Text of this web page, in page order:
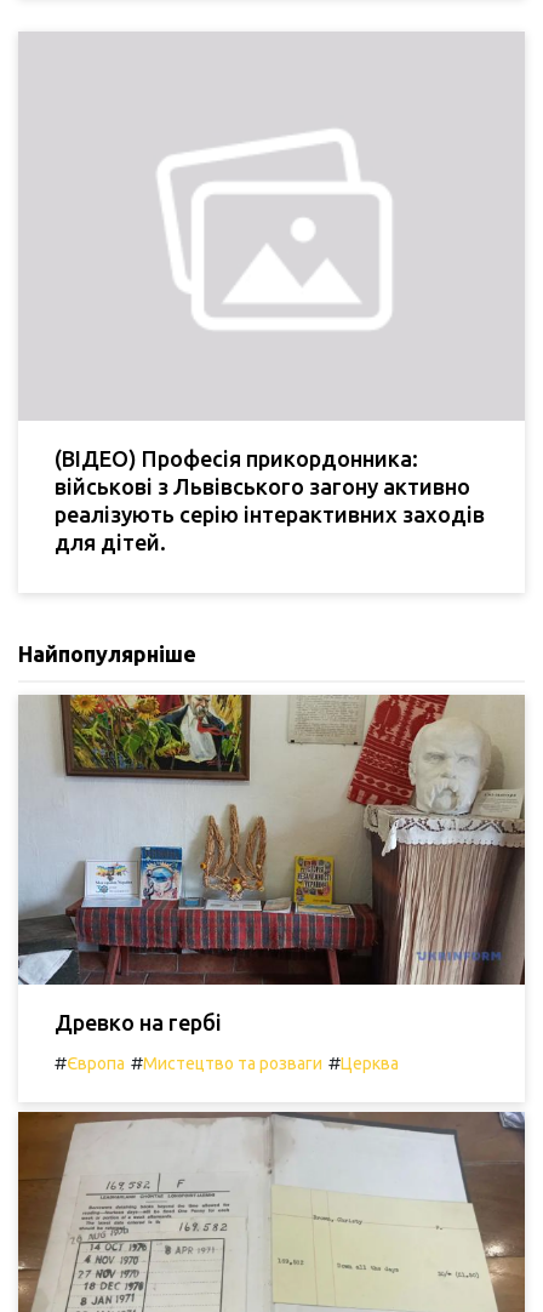
(ВІДЕО) Професія прикордонника:
військові з Львівського загону активно
реалізують серію інтерактивних заходів
для дітей.
Найпопулярніше
Древко на гербі
#Європа #Мистецтво та розваги #Церква